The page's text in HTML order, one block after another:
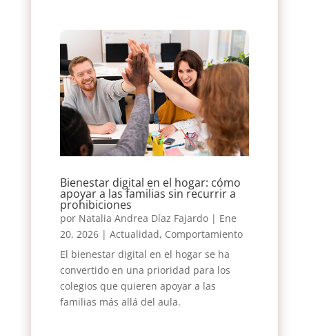
Bienestar digital en el hogar: cómo
apoyar a las familias sin recurrir a
prohibiciones
por Natalia Andrea Díaz Fajardo| Ene
20, 2026| Actualidad, Comportamiento
El bienestar digital en el hogar se ha
convertido en una prioridad para los
colegios que quieren apoyar a las
familias más allá del aula.